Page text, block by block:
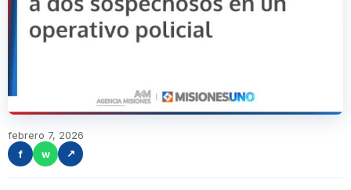
febrero 7, 2026
f
w ↗